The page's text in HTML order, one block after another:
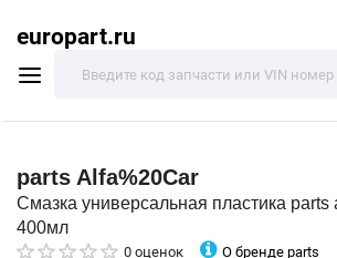
europart.ru
parts Alfa%20Car
Смазка универсальная пластика
400мл
0 оценок О бренде parts